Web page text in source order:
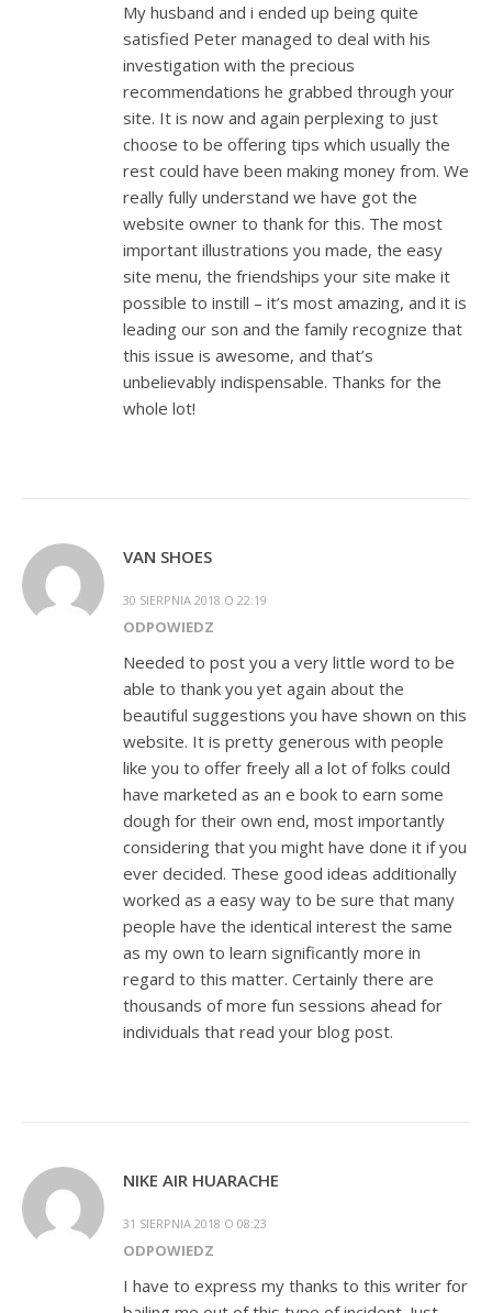
My husband and i ended up being quite
satisfied Peter managed to deal with his
investigation with the precious
recommendations he grabbed through your
site. It is now and again perplexing to just
choose to be offering tips which usually the
rest could have been making money from. We
really fully understand we have got the
website owner to thank for this. The most
important illustrations you made, the easy
site menu, the friendships your site make it
possible to instill – it’s most amazing, and it is
leading our son and the family recognize that
this issue is awesome, and that’s
unbelievably indispensable. Thanks for the
whole lot!
VAN SHOES
30 SIERPNIA 2018 O 22:19
ODPOWIEDZ
Needed to post you a very little word to be
able to thank you yet again about the
beautiful suggestions you have shown on this
website. It is pretty generous with people
like you to offer freely all a lot of folks could
have marketed as an e book to earn some
dough for their own end, most importantly
considering that you might have done it if you
ever decided. These good ideas additionally
worked as a easy way to be sure that many
people have the identical interest the same
as my own to learn significantly more in
regard to this matter. Certainly there are
thousands of more fun sessions ahead for
individuals that read your blog post.
NIKE AIR HUARACHE
31 SIERPNIA 2018 O 08:23
ODPOWIEDZ
I have to express my thanks to this writer for